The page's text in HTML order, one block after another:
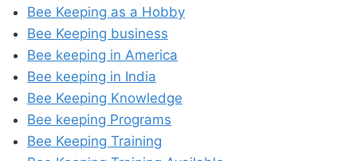
Bee Keeping as a Hobby
Bee Keeping business
Bee keeping in America
Bee keeping in India
Bee Keeping Knowledge
Bee keeping Programs
Bee Keeping Training